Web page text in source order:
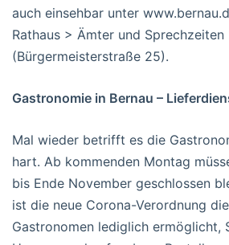
auch einsehbar unter
Rathaus > Ämter und
(Bürgermeisterstraße 25).
Gastronomie in Bernau –
Mal wieder betrifft es die
hart. Ab kommenden Montag
bis Ende November geschlossen
ist die neue Corona-Verordnung
Gastronomen lediglich ermöglicht,